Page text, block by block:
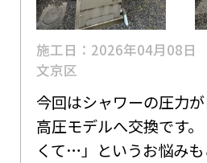
施工日：2026年04月08日
文京区
今回はシャワーの圧力
高圧モデルへ交換です
くて…」というお悩みも